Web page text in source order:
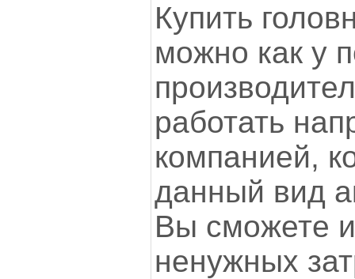
Купить
можно как у
работать
компанией,
данный вид
Вы сможете
ненужных